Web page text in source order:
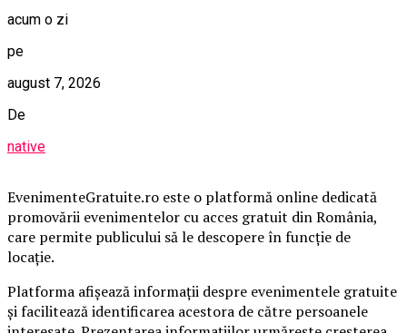
acum o zi
pe
august 7, 2026
De
native
EvenimenteGratuite.ro este o platformă online dedicată
promovării evenimentelor cu acces gratuit din România,
care permite publicului să le descopere în funcție de
locație.
Platforma afișează informații despre evenimentele gratuite
și facilitează identificarea acestora de către persoanele